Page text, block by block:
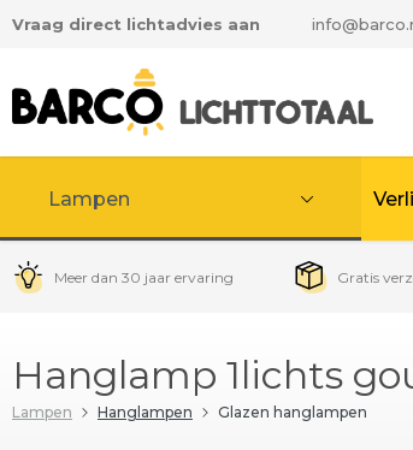
hoofdinhoud
Vraag direct lichtadvies aan
Lampen
Meer dan 30 jaar ervaring Gratis
Hanglamp 1lichts
Lampen Hanglampen Glazen hanglampen